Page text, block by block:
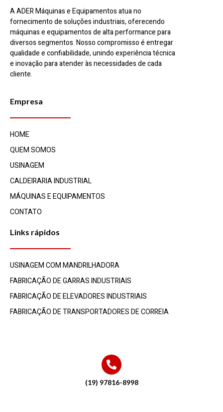
A ADER Máquinas e Equipamentos atua no
fornecimento de soluções industriais, oferecendo
máquinas e equipamentos de alta performance para
diversos segmentos. Nosso compromisso é entregar
qualidade e confiabilidade, unindo experiência técnica
e inovação para atender às necessidades de cada
cliente.
Empresa
HOME
QUEM SOMOS
USINAGEM
CALDEIRARIA INDUSTRIAL​
MÁQUINAS E EQUIPAMENTOS
CONTATO
Links rápidos
USINAGEM COM MANDRILHADORA
FABRICAÇÃO DE GARRAS INDUSTRIAIS
FABRICAÇÃO DE ELEVADORES INDUSTRIAIS
FABRICAÇÃO DE TRANSPORTADORES DE CORREIA
(19) 97816-8998